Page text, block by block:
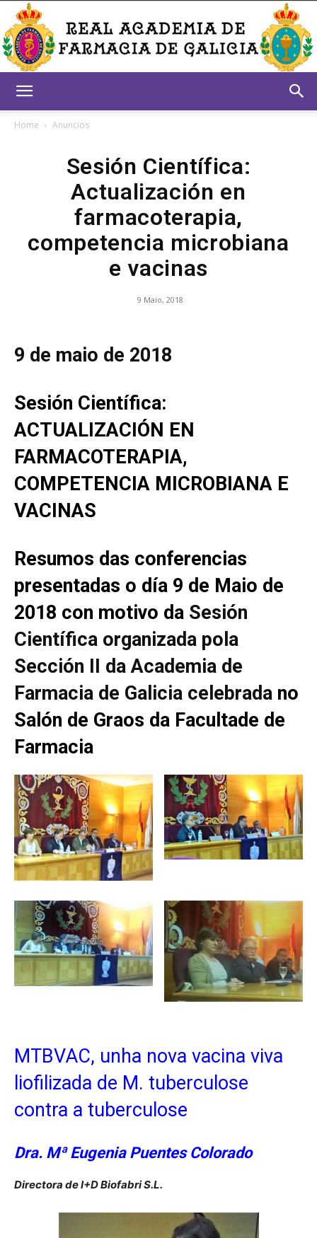
Academia
de
Galicia
Home Anuncios
Sesión Científica:
Actualización en
farmacoterapia,
competencia microbiana
e vacinas
9 Maio, 2018
9 de maio de 2018
Sesión Científica:
ACTUALIZACIÓN EN
FARMACOTERAPIA,
COMPETENCIA MICROBIANA E
VACINAS
Resumos das conferencias
presentadas o día 9 de Maio de
2018 con motivo da Sesión
Científica organizada pola
Sección II da Academia de
Farmacia de Galicia celebrada no
Salón de Graos da Facultade de
Farmacia
MTBVAC, unha nova vacina viva
liofilizada de M. tuberculose
contra a tuberculose
Dra. Mª Eugenia Puentes Colorado
Directora de I+DBiofabri S.L.